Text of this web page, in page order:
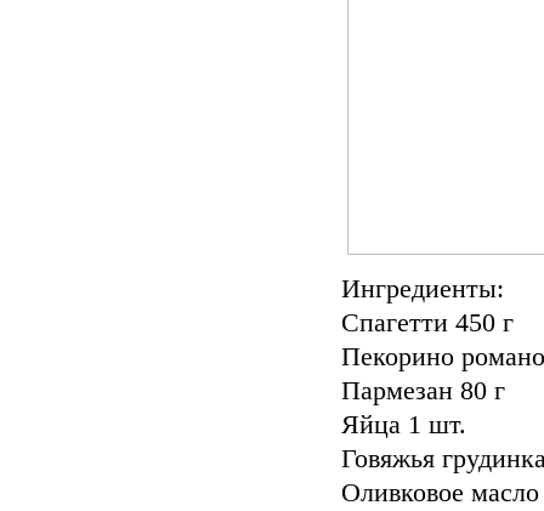
Ингредиенты:
Спагетти 450 г
Пекорино
Пармезан 80 г
Яйца 1 шт.
Говяжья
Оливковое масло